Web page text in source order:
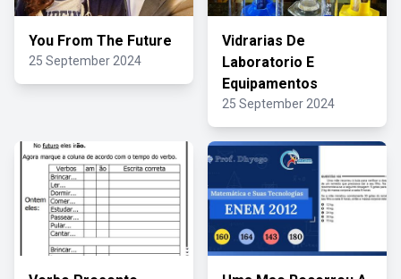
You From The Future
25 September 2024
Vidrarias De
Laboratorio E
Equipamentos
25 September 2024